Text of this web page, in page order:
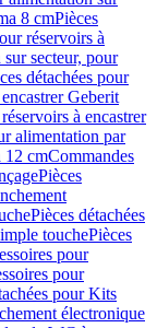
8 cmPièces
réservoirs à
secteur, pour
détachées pour
Geberit
à encastrer
alimentation par
12 cmCommandes
Pièces
Pièces détachées
touchePièces
pour
pour
pour Kits
électronique